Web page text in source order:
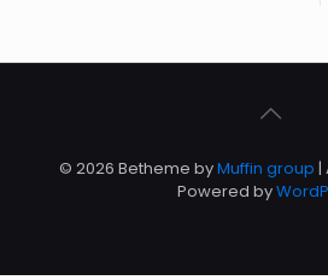
© 2026 Betheme byMuffin group |
Powered by